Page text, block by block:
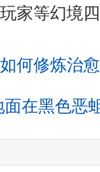
家等幻境
何修炼治
在黑色恶